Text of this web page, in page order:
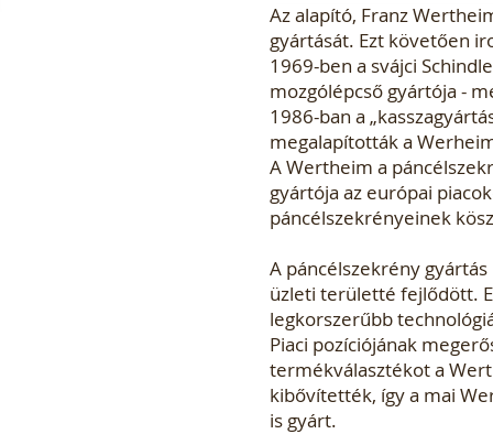
Az alapító, Franz
gyártását. Ezt követően
1969-ben a svájci
mozgólépcső gyártója -
1986-ban a
megalapították a
A Wertheim a
gyártója az európai
páncélszekrényeinek
A páncélszekrény
üzleti területté fejlődött.
legkorszerűbb
Piaci pozíciójának
termékválasztékot a
kibővítették, így a mai
is gyárt.